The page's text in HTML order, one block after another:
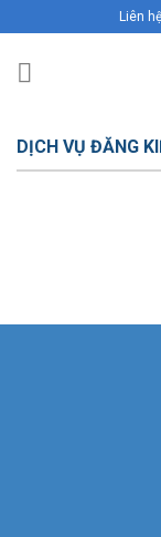
to
content
Liên
DỊCH VỤ ĐĂNG